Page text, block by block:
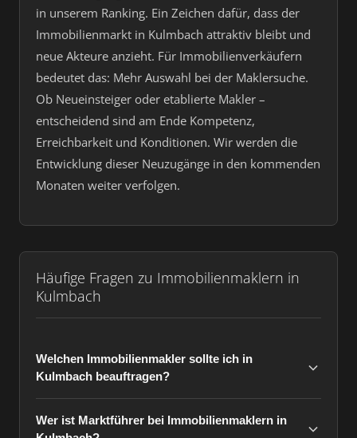
in unserem Ranking. Ein Zeichen dafür, dass der
Immobilienmarkt in Kulmbach attraktiv bleibt und
neue Akteure anzieht. Für Immobilienverkäufern
bedeutet das: Mehr Auswahl bei der Maklersuche.
Ob Neueinsteiger oder etablierte Makler –
entscheidend sind am Ende Kompetenz,
Erreichbarkeit und Konditionen. Wir werden die
Entwicklung dieser Neuzugänge in den kommenden
Monaten weiter verfolgen.
Häufige Fragen zu Immobilienmaklern in
Kulmbach
Welchen Immobilienmakler sollte ich in
Kulmbach beauftragen?
Wer ist Marktführer bei Immobilienmaklern in